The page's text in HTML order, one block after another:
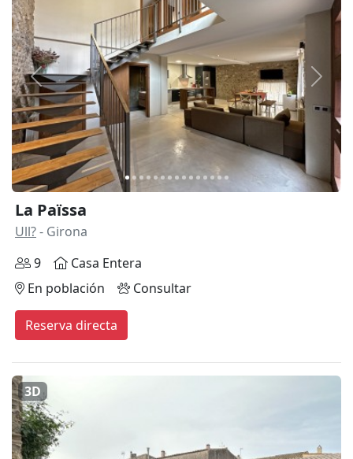
Anterior
La Païssa
Ull?- Girona
9
Casa Entera
En población
Consultar
Reserva directa
3D